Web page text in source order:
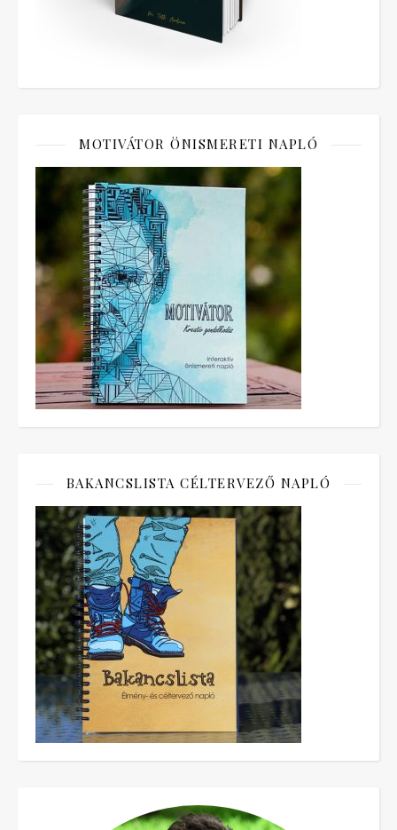
MOTIVÁTOR ÖNISMERETI NAPLÓ
BAKANCSLISTA CÉLTERVEZŐ NAPLÓ